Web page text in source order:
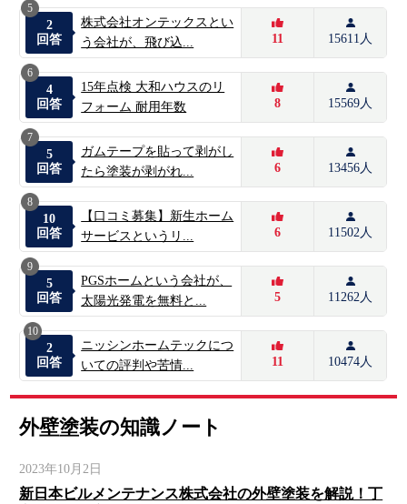
5
2
回答
株式会社オンテックスとい
う会社が、飛び込...
11 15611人
6
4
回答
15年点検 大和ハウスのリ
フォーム 耐用年数
8 15569人
7
5
回答
ガムテープを貼って剥がし
たら塗装が剥がれ...
6 13456人
8
10
回答
【口コミ募集】新生ホーム
サービスというリ...
6 11502人
9
5
回答
PGSホームという会社が、
太陽光発電を無料と...
5 11262人
10
2
回答
ニッシンホームテックにつ
いての評判や苦情...
11 10474人
外壁塗装の知識ノート
2023年10月2日
新日本ビルメンテナンス株式会社の外壁塗装を解説！丁